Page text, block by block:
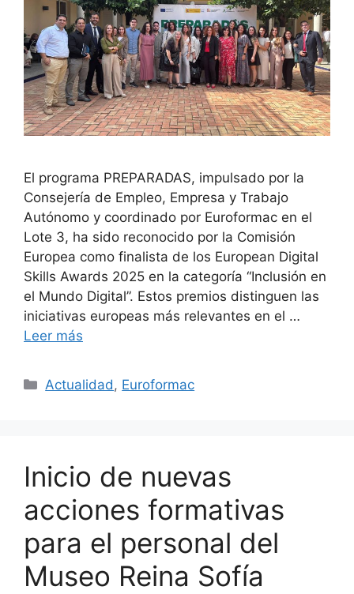
El programa PREPARADAS, impulsado por la
Consejería de Empleo, Empresa y Trabajo
Autónomo y coordinado por Euroformac en el
Lote 3, ha sido reconocido por la Comisión
Europea como finalista de los European Digital
Skills Awards 2025 en la categoría “Inclusión en
el Mundo Digital”. Estos premios distinguen las
iniciativas europeas más relevantes en el …
Leer más
Actualidad, Euroformac
Inicio de nuevas
acciones formativas
para el personal del
Museo Reina Sofía